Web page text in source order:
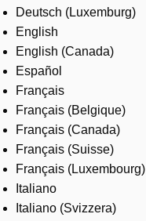
Contact us
Careers
Deutsch (Luxemburg)
English
English (Canada)
Español
Français
Français (Belgique)
Français (Canada)
Français (Suisse)
Français (Luxembourg)
Italiano
Italiano (Svizzera)